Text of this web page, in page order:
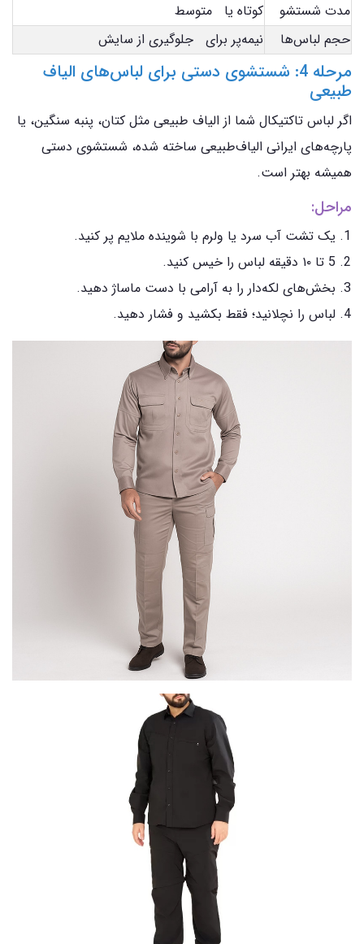
مدت شستشو
کوتاه یا متوسط
حجم لباس‌ها
نیمه‌پر برای جلوگیری از سایش
مرحله 4: شستشوی دستی برای لباس‌های الیاف
طبیعی
اگر لباس تاکتیکال شما از الیاف طبیعی مثل کتان، پنبه سنگین، یا
پارچه‌های ایرانی الیاف‌طبیعی ساخته شده، شستشوی دستی
همیشه بهتر است.
مراحل:
یک تشت آب سرد یا ولرم با شوینده ملایم پر کنید.
5 تا ۱۰ دقیقه لباس را خیس کنید.
بخش‌های لکه‌دار را به آرامی با دست ماساژ دهید.
لباس را نچلانید؛ فقط بکشید و فشار دهید.